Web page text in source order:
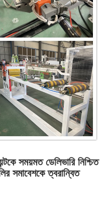
সময়মত ডেলিভারি নিশ্চিত
সমাবেশকে ত্বরান্বিত